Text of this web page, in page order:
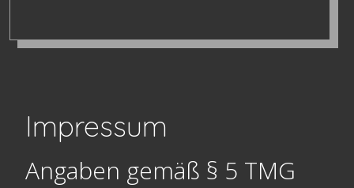
Impressum
Angaben gemäß § 5 TMG